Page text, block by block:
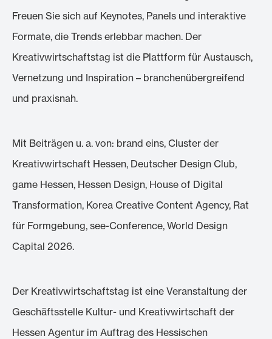
Freuen Sie sich auf Keynotes, Panels und interaktive
Formate, die Trends erlebbar machen. Der
Kreativwirtschaftstag ist die Plattform für Austausch,
Vernetzung und Inspiration – branchenübergreifend
und praxisnah.
Mit Beiträgen u. a. von: brand eins, Cluster der
Kreativwirtschaft Hessen, Deutscher Design Club,
game Hessen, Hessen Design, House of Digital
Transformation, Korea Creative Content Agency, Rat
für Formgebung, see-Conference, World Design
Capital 2026.
Der Kreativwirtschaftstag ist eine Veranstaltung der
Geschäftsstelle Kultur- und Kreativwirtschaft der
Hessen Agentur im Auftrag des Hessischen